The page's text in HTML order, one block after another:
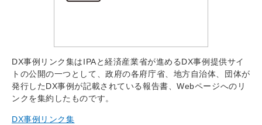
DX事例リンク集はIPAと経済産業省が進めるDX事例提供サイ
トの公開の一つとして、政府の各府庁省、地方自治体、団体が
発行したDX事例が記載されている報告書、Webページへのリ
ンクを集約したものです。
DX事例リンク集